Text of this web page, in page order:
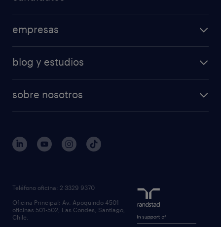
empresas
blog y estudios
sobre nosotros
Teléfono oficina: 2 3329 9370
Oficina Principal: Av. Apoquindo 4501
oficinas 501-502, Las Condes, Santiago,
Chile.